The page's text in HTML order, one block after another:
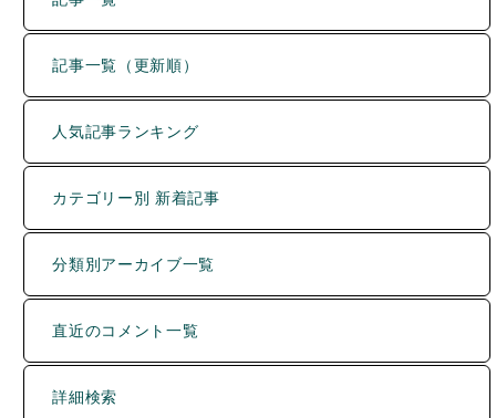
記事一覧（更新順）
人気記事ランキング
カテゴリー別 新着記事
分類別アーカイブ一覧
直近のコメント一覧
詳細検索